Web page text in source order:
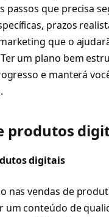
passos que precisa
prazos
que o
um plano bem
e manterá
produtos
digitais
nas vendas de
um conteúdo de